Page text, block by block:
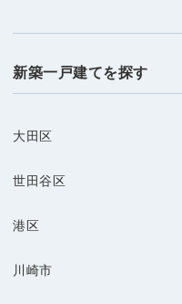
新築一戸建てを探す
大田区
世田谷区
港区
川崎市